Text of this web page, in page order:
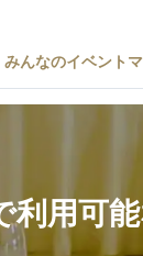
みんなのイベント
利用可